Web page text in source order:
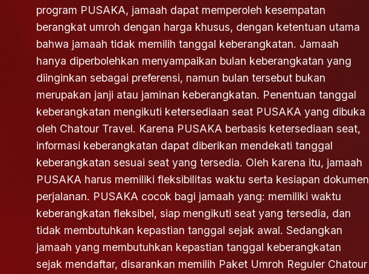
program PUSAKA, jamaah dapat memperoleh kesempatan
berangkat umroh dengan harga khusus, dengan ketentuan utama
bahwa jamaah tidak memilih tanggal keberangkatan. Jamaah
hanya diperbolehkan menyampaikan bulan keberangkatan yang
diinginkan sebagai preferensi, namun bulan tersebut bukan
merupakan janji atau jaminan keberangkatan. Penentuan tanggal
keberangkatan mengikuti ketersediaan seat PUSAKA yang dibuka
oleh Chatour Travel. Karena PUSAKA berbasis ketersediaan seat,
informasi keberangkatan dapat diberikan mendekati tanggal
keberangkatan sesuai seat yang tersedia. Oleh karena itu, jamaah
PUSAKA harus memiliki fleksibilitas waktu serta kesiapan dokumen
perjalanan. PUSAKA cocok bagi jamaah yang: memiliki waktu
keberangkatan fleksibel, siap mengikuti seat yang tersedia, dan
tidak membutuhkan kepastian tanggal sejak awal. Sedangkan
jamaah yang membutuhkan kepastian tanggal keberangkatan
sejak mendaftar, disarankan memilih Paket Umroh Reguler Chatour